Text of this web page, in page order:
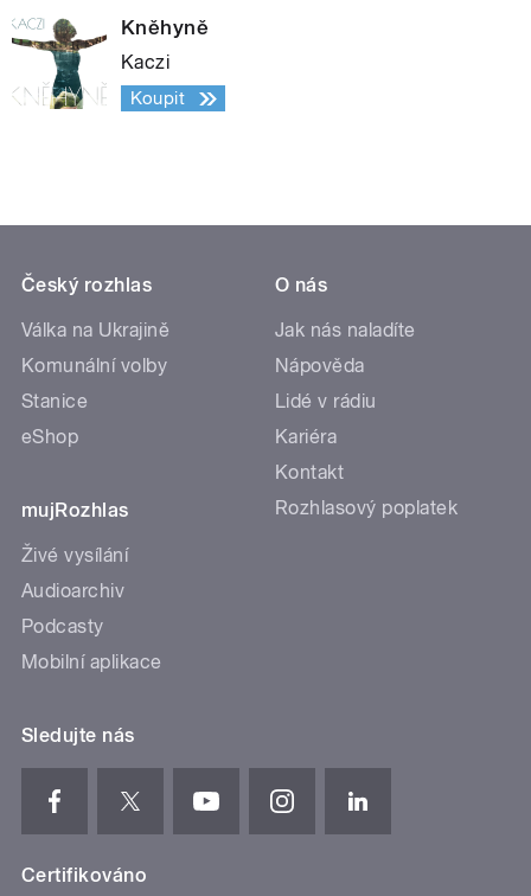
Kněhyně
Kaczi
Koupit
Český rozhlas
Válka na Ukrajině
Komunální volby
Stanice
eShop
mujRozhlas
Živé vysílání
Audioarchiv
Podcasty
Mobilní aplikace
O nás
Jak nás naladíte
Nápověda
Lidé v rádiu
Kariéra
Kontakt
Rozhlasový poplatek
Sledujte nás
Certifikováno